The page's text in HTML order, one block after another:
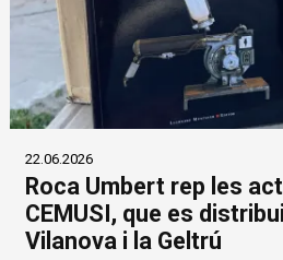
22.06.2026
Roca Umbert rep les
CEMUSI, que es
Vilanova i la Geltrú